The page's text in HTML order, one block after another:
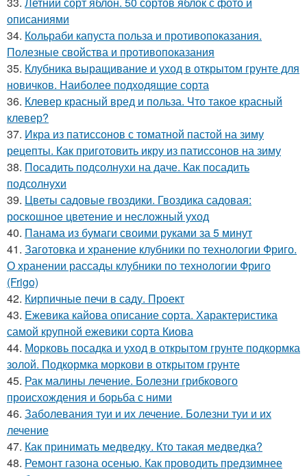
описаниями
34. Кольраби капуста польза и противопоказания.
Полезные свойства и противопоказания
35. Клубника выращивание и уход в открытом грунте для
новичков. Наиболее подходящие сорта
36. Клевер красный вред и польза. Что такое красный
клевер?
37. Икра из патиссонов с томатной пастой на зиму
рецепты. Как приготовить икру из патиссонов на зиму
38. Посадить подсолнухи на даче. Как посадить
подсолнухи
39. Цветы садовые гвоздики. Гвоздика садовая:
роскошное цветение и несложный уход
40. Панама из бумаги своими руками за 5 минут
41. Заготовка и хранение клубники по технологии Фриго.
О хранении рассады клубники по технологии Фриго
(Frigo)
42. Кирпичные печи в саду. Проект
43. Ежевика кайова описание сорта. Характеристика
самой крупной ежевики сорта Киова
44. Морковь посадка и уход в открытом грунте подкормка
золой. Подкормка моркови в открытом грунте
45. Рак малины лечение. Болезни грибкового
происхождения и борьба с ними
46. Заболевания туи и их лечение. Болезни туи и их
лечение
47. Как принимать медведку. Кто такая медведка?
48. Ремонт газона осенью. Как проводить предзимнее